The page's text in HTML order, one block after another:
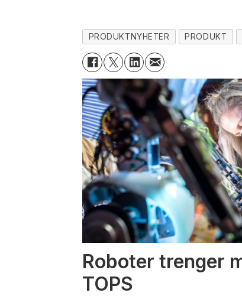
PRODUKTNYHETER PRODUKT
Roboter trenger
TOPS